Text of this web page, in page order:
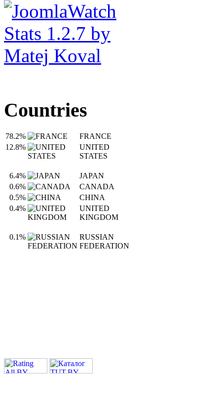
Countries
78.2%
FRANCE
12.8%
UNITED
STATES
6.4%
JAPAN
0.6%
CANADA
0.5%
CHINA
0.4%
UNITED
KINGDOM
0.1%
RUSSIAN
FEDERATION